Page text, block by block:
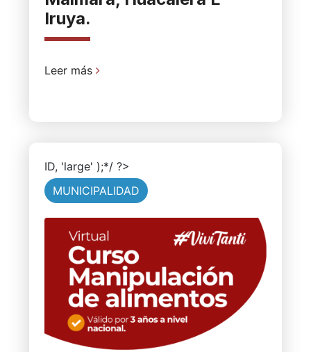
Iruya.
Leer más
ID, 'large' );*/ ?>
MUNICIPALIDAD